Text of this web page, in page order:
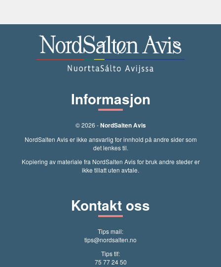
Informasjon
© 2026 -NordSalten Avis
NordSalten Avis er ikke ansvarlig for innhold på andre sider som
det lenkes til.
Kopiering av materiale fra NordSalten Avis for bruk andre steder er
ikke tillatt uten avtale.
Kontakt oss
Tips mail:
tips@nordsalten.no
Tips tlf:
75 77 24 50